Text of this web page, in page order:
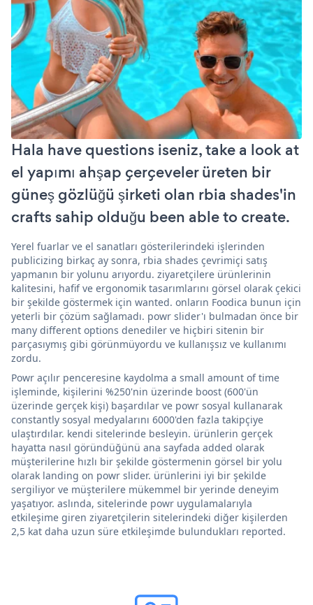
Hala have questions iseniz, take a look at
el yapımı ahşap çerçeveler üreten bir
güneş gözlüğü şirketi olan rbia shades'in
crafts sahip olduğu been able to create.
Yerel fuarlar ve el sanatları gösterilerindeki işlerinden
publicizing birkaç ay sonra, rbia shades çevrimiçi satış
yapmanın bir yolunu arıyordu. ziyaretçilere ürünlerinin
kalitesini, hafif ve ergonomik tasarımlarını görsel olarak çekici
bir şekilde göstermek için wanted. onların Foodica bunun için
yeterli bir çözüm sağlamadı. powr slider'ı bulmadan önce bir
many different options denediler ve hiçbiri sitenin bir
parçasıymış gibi görünmüyordu ve kullanışsız ve kullanımı
zordu.
Powr açılır penceresine kaydolma a small amount of time
işleminde, kişilerini %250'nin üzerinde boost (600'ün
üzerinde gerçek kişi) başardılar ve powr sosyal kullanarak
constantly sosyal medyalarını 6000'den fazla takipçiye
ulaştırdılar. kendi sitelerinde besleyin. ürünlerin gerçek
hayatta nasıl göründüğünü ana sayfada added olarak
müşterilerine hızlı bir şekilde göstermenin görsel bir yolu
olarak landing on powr slider. ürünlerini iyi bir şekilde
sergiliyor ve müşterilere mükemmel bir yerinde deneyim
yaşatıyor. aslında, sitelerinde powr uygulamalarıyla
etkileşime giren ziyaretçilerin sitelerindeki diğer kişilerden
2,5 kat daha uzun süre etkileşimde bulundukları reported.